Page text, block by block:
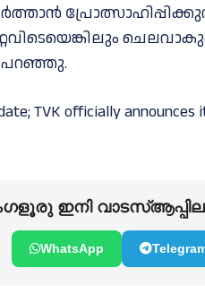
പറഞ്ഞു.
TVK officially announces
ഇനി വാടസ്ആപ്പിലും
WhatsApp